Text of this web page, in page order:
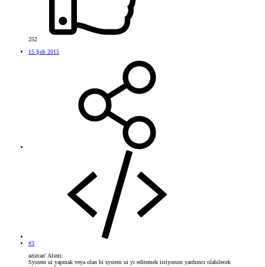
252
15 Şub 2015
#3
azizcan' Alıntı:
System ui yapmak veya olan bi system ui yi editemek istiyorum yardımcı olabilecek